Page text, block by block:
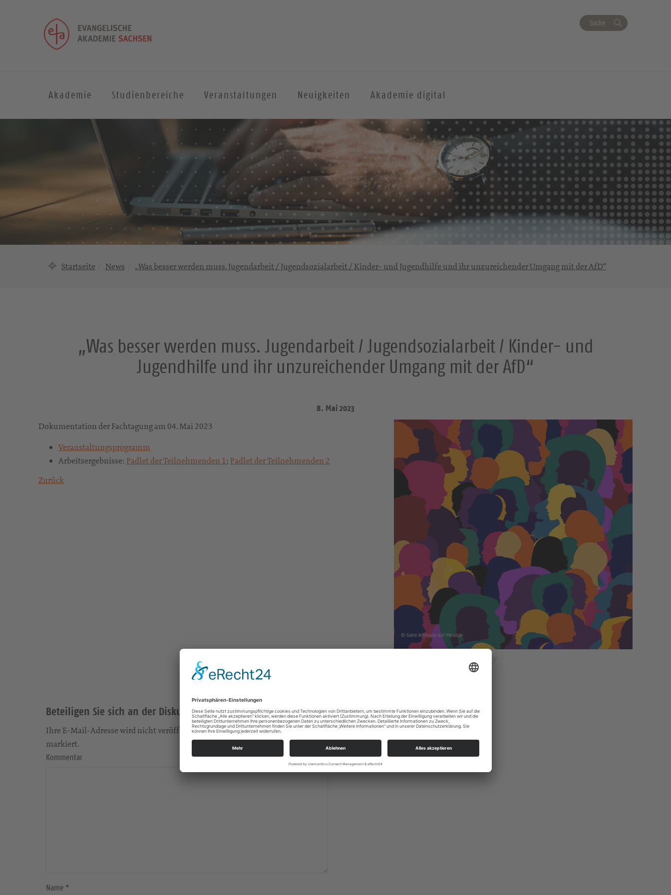
Suche
Akademie Studienbereiche Veranstaltungen Neuigkeiten Akademie digital
Startseite News „Was besser werden muss. Jugendarbeit / Jugendsozialarbeit / Kinder- und Jugendhilfe und ihr unzureichender Umgang mit der AfD“
„Was besser werden muss. Jugendarbeit / Jugendsozialarbeit / Kinder- und
Jugendhilfe und ihr unzureichender Umgang mit der AfD“
8. Mai 2023
Dokumentation der Fachtagung am 04. Mai 2023
Veranstaltungsprogramm
Arbeitsergebnisse: Padlet der Teilnehmenden 1; Padlet der Teilnehmenden 2
Zurück
© Gerd Altmann auf pixabay
Beteiligen Sie sich an der Diskussion
Ihre E-Mail-Adresse wird nicht veröffentlicht. Erforderliche Felder sind mit *
markiert.
Kommentar
Name *